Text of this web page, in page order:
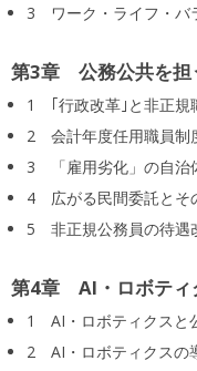
3 ワーク・ライフ・バ
第3章 公務公共を担
1 ｢行政改革｣と非正規
2 会計年度任用職員制
3 「雇用劣化」の自治
4 広がる民間委託とそ
5 非正規公務員の待遇
第4章 AI・ロボティ
1 AI・ロボティクスと
2 AI・ロボティクスの